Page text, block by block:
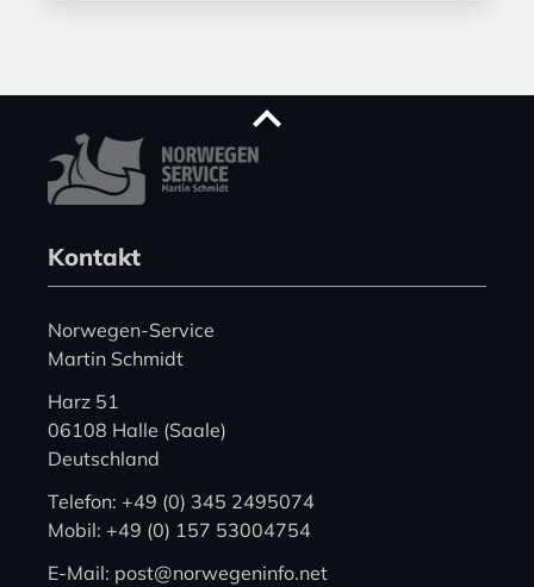
Kontakt
Norwegen-Service
Martin Schmidt
Harz 51
06108 Halle (Saale)
Deutschland
Telefon: +49 (0) 345 2495074
Mobil: +49 (0) 157 53004754
E-Mail: post@norwegeninfo.net